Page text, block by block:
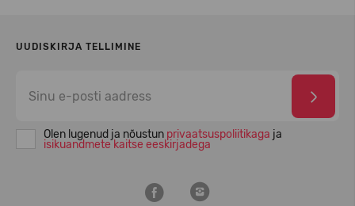
UUDISKIRJA TELLIMINE
Olen lugenud ja nõustun privaatsuspoliitikaga ja
isikuandmete kaitse eeskirjadega